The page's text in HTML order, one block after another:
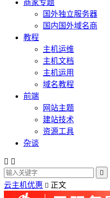
商家专题
国外独立服务器
国内国外域名商
教程
主机运维
主机文档
主机运用
域名教程
前端
网站主题
建站技术
资源工具
杂谈
 

云主机优惠  正文